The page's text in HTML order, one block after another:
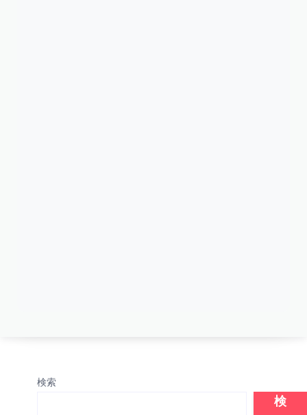
検索
検